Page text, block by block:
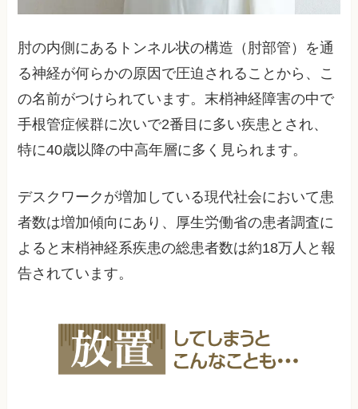
肘の内側にあるトンネル状の構造（肘部管）を通
る神経が何らかの原因で圧迫されることから、こ
の名前がつけられています。末梢神経障害の中で
手根管症候群に次いで2番目に多い疾患とされ、
特に40歳以降の中高年層に多く見られます。
デスクワークが増加している現代社会において患
者数は増加傾向にあり、厚生労働省の患者調査に
よると末梢神経系疾患の総患者数は約18万人と報
告されています。